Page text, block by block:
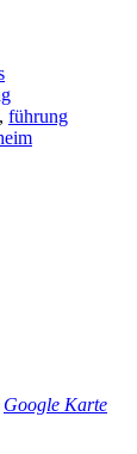
, führung
Google Karte